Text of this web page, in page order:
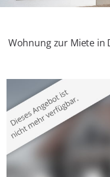
Wohnung zur Miete in